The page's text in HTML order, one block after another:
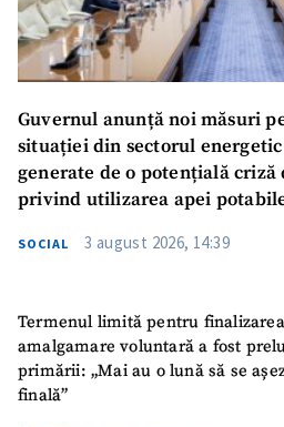
Guvernul anunță noi măsuri
situației din sectorul
generate de o potențială
privind utilizarea apei
SOCIAL 3 august 2026, 14:39
Termenul limită pentru
amalgamare voluntară a fost
primării: „Mai au o lună să se
finală”